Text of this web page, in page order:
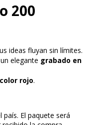
200
ideas fluyan sin límites.
elegante grabado en
color rojo.
país. El paquete será